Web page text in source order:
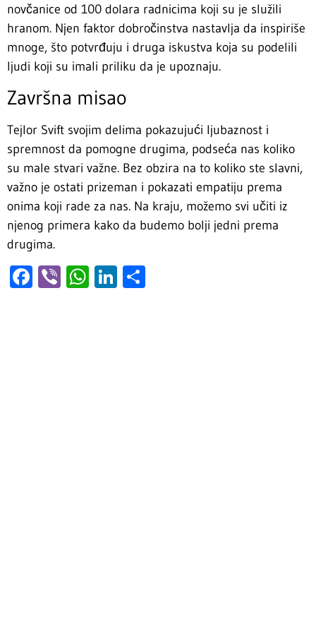
novčanice od 100 dolara radnicima koji su je služili
hranom. Njen faktor dobročinstva nastavlja da inspiriše
mnoge, što potvrđuju i druga iskustva koja su podelili
ljudi koji su imali priliku da je upoznaju.
Završna misao
Tejlor Svift svojim delima pokazujući ljubaznost i
spremnost da pomogne drugima, podseća nas koliko
su male stvari važne. Bez obzira na to koliko ste slavni,
važno je ostati prizeman i pokazati empatiju prema
onima koji rade za nas. Na kraju, možemo svi učiti iz
njenog primera kako da budemo bolji jedni prema
drugima.
Facebook
ViberWhatsApp
LinkedIn